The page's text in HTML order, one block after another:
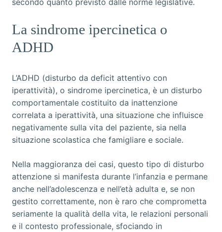
secondo quanto previsto dalle norme legislative.
La sindrome ipercinetica o
ADHD
L’ADHD (disturbo da deficit attentivo con
iperattività), o sindrome ipercinetica, è un disturbo
comportamentale costituito da inattenzione
correlata a iperattività, una situazione che influisce
negativamente sulla vita del paziente, sia nella
situazione scolastica che famigliare e sociale.
Nella maggioranza dei casi, questo tipo di disturbo
attenzione si manifesta durante l’infanzia e permane
anche nell’adolescenza e nell’età adulta e, se non
gestito correttamente, non è raro che comprometta
seriamente la qualità della vita, le relazioni personali
e il contesto professionale, sfociando in